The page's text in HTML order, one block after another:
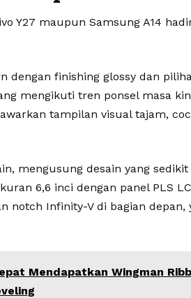
Y27 maupun Samsung A14
dengan finishing glossy dan
mengikuti tren ponsel masa
tampilan visual tajam,
mengusung desain yang
6,6 inci dengan panel PLS
notch Infinity-V di bagian
Mendapatkan Wingman